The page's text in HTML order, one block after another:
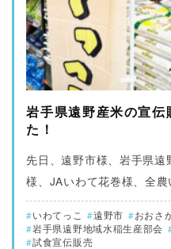
岩手県遠野産米の宣伝
た！
先日、遠野市様、岩手県
様、JAいわて花巻様、全
いわてっこ 遠野市 おおさ
岩手県遠野地域水稲生産部会
試食宣伝販売